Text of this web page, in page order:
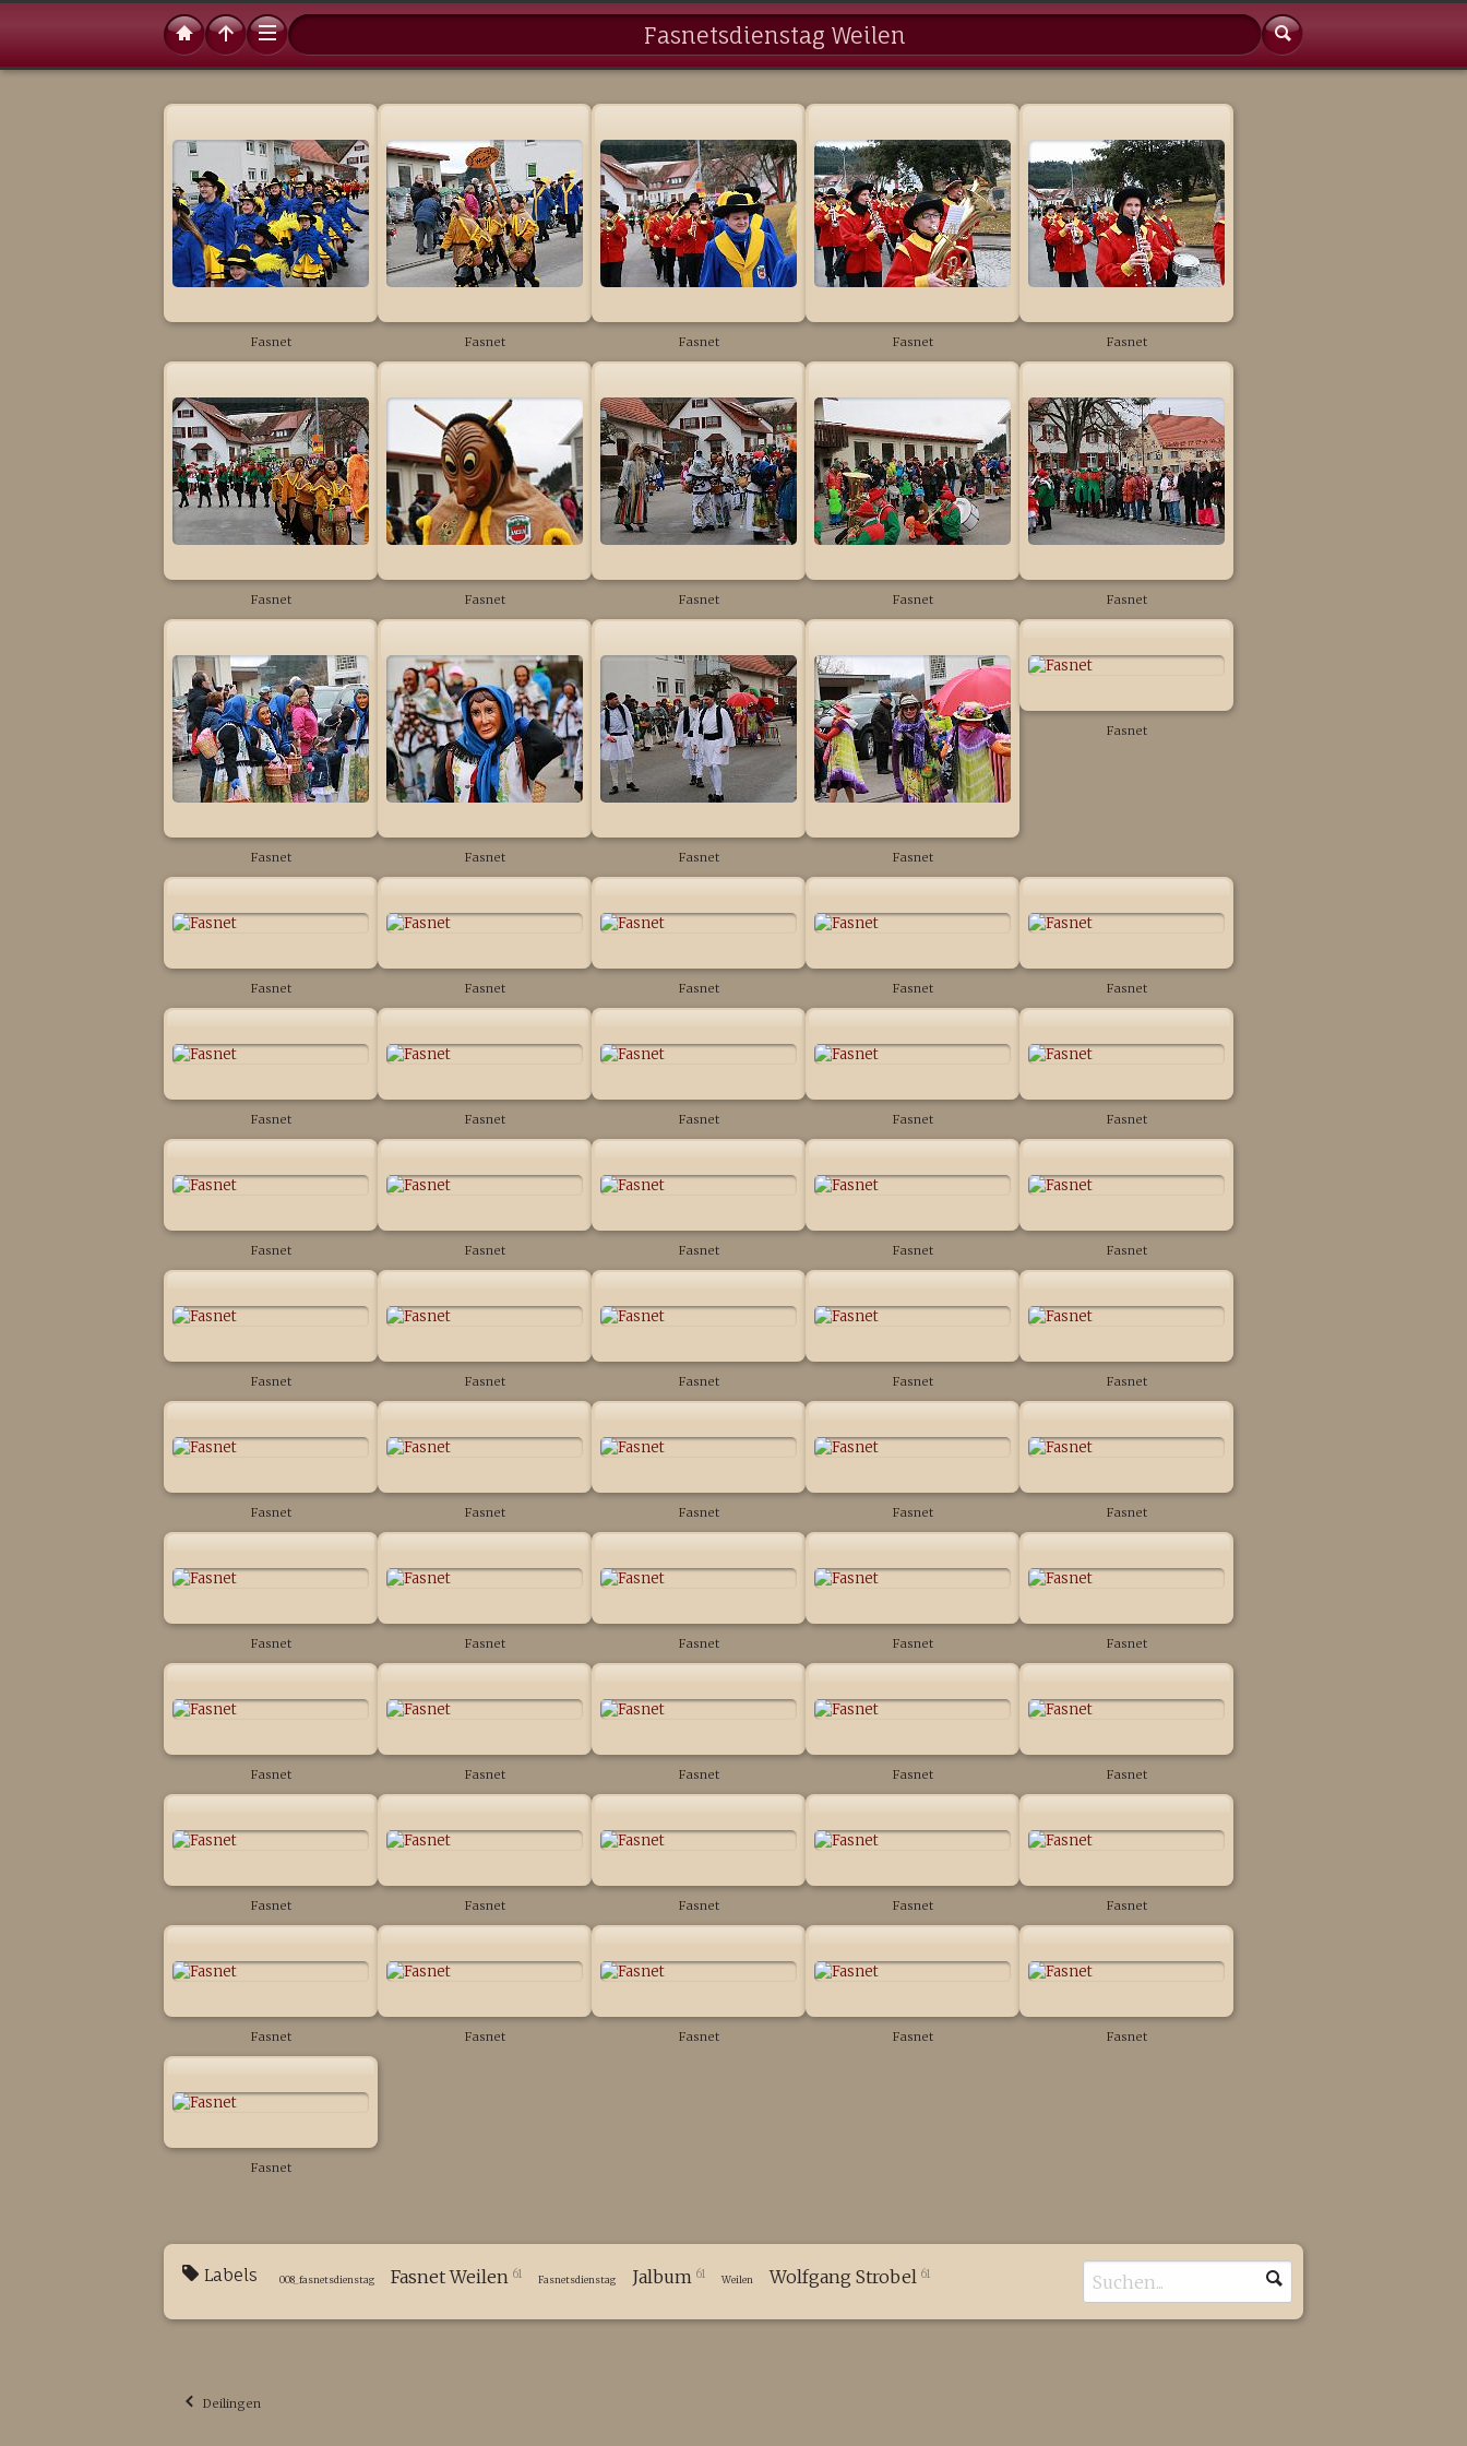
Fasnetsdienstag Weilen
Fasnet Fasnet Fasnet Fasnet Fasnet
Fasnet Fasnet Fasnet Fasnet Fasnet
Fasnet Fasnet Fasnet Fasnet
Fasnet
Fasnet Fasnet Fasnet Fasnet Fasnet
Fasnet Fasnet Fasnet Fasnet Fasnet
Fasnet Fasnet Fasnet Fasnet Fasnet
Fasnet Fasnet Fasnet Fasnet Fasnet
Fasnet Fasnet Fasnet Fasnet Fasnet
Fasnet Fasnet Fasnet Fasnet Fasnet
Fasnet Fasnet Fasnet Fasnet Fasnet
Fasnet Fasnet Fasnet Fasnet Fasnet
Fasnet Fasnet Fasnet Fasnet Fasnet
Fasnet
Labels 008_fasnetsdienstag Fasnet Weilen 61 Fasnetsdienstag Jalbum 61 Weilen Wolfgang Strobel 61
Deilingen